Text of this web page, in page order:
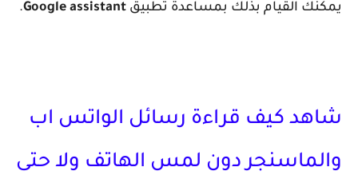
يمكنك القيام بذلك بمساعدة تطبيق Google assistant
.
شاهد كيف قراءة رسائل الواتس اب
والماسنجر دون لمس الهاتف ولا حتى